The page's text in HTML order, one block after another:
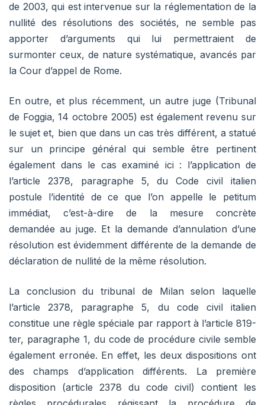
de 2003, qui est intervenue sur la réglementation de la
nullité des résolutions des sociétés, ne semble pas
apporter d’arguments qui lui permettraient de
surmonter ceux, de nature systématique, avancés par
la Cour d’appel de Rome.
En outre, et plus récemment, un autre juge (Tribunal
de Foggia, 14 octobre 2005) est également revenu sur
le sujet et, bien que dans un cas très différent, a statué
sur un principe général qui semble être pertinent
également dans le cas examiné ici : l’application de
l’article 2378, paragraphe 5, du Code civil italien
postule l’identité de ce que l’on appelle le petitum
immédiat, c’est-à-dire de la mesure concrète
demandée au juge. Et la demande d’annulation d’une
résolution est évidemment différente de la demande de
déclaration de nullité de la même résolution.
La conclusion du tribunal de Milan selon laquelle
l’article 2378, paragraphe 5, du code civil italien
constitue une règle spéciale par rapport à l’article 819-
ter, paragraphe 1, du code de procédure civile semble
également erronée. En effet, les deux dispositions ont
des champs d’application différents. La première
disposition (article 2378 du code civil) contient les